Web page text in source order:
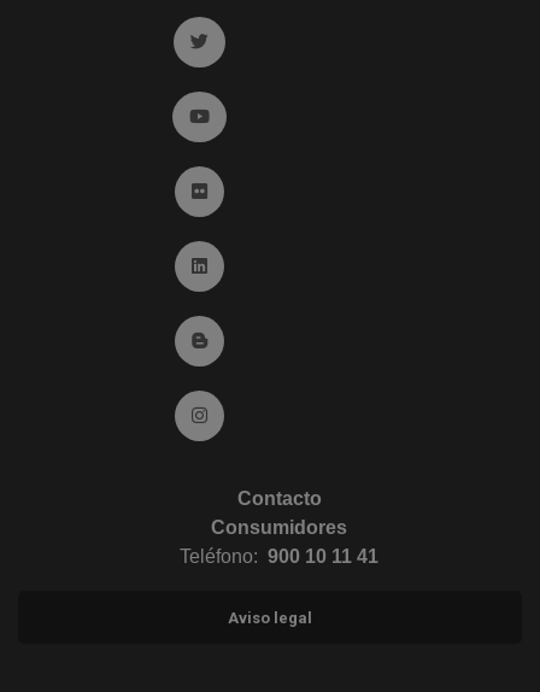
Ir a twitter (abre en ventana nueva)
Ir a YouTube (abre en ventana nueva)
Ir a Flickr (abre en ventana nueva)
Ir a Linkedin (abre en ventana nueva)
Ir al Blog (abre en ventana nueva)
Ir a Instagram (abre en ventana nueva)
Contacto
Consumidores
Teléfono: 900 10 11 41
Aviso legal